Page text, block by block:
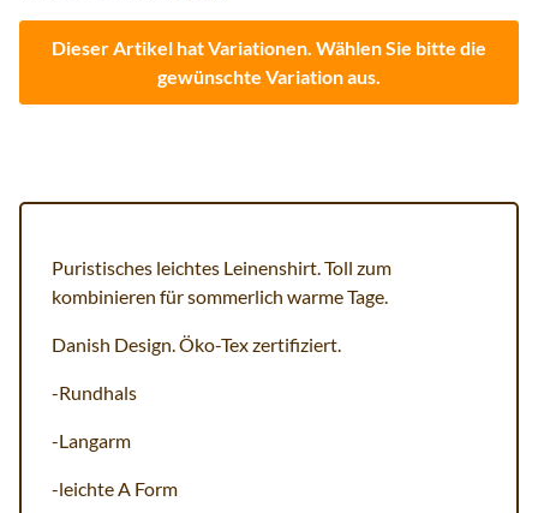
Dieser Artikel hat Variationen. Wählen Sie bitte die
gewünschte Variation aus.
Puristisches leichtes Leinenshirt. Toll zum
kombinieren für sommerlich warme Tage.
Danish Design. Öko-Tex zertifiziert.
-Rundhals
-Langarm
-leichte A Form